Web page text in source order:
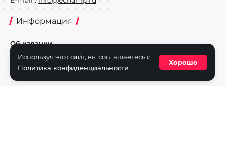
Информация
Об издании
Реклама на портале
Политика конфиденциальности
Используя этот сайт, вы соглашаетесь с
Политика конфиденциальности
Хорошо